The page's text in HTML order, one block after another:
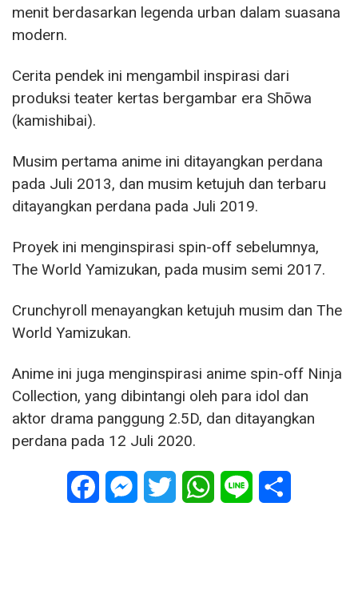
menit berdasarkan legenda urban dalam suasana
modern.
Cerita pendek ini mengambil inspirasi dari
produksi teater kertas bergambar era Shōwa
(kamishibai).
Musim pertama anime ini ditayangkan perdana
pada Juli 2013, dan musim ketujuh dan terbaru
ditayangkan perdana pada Juli 2019.
Proyek ini menginspirasi spin-off sebelumnya,
The World Yamizukan, pada musim semi 2017.
Crunchyroll menayangkan ketujuh musim dan The
World Yamizukan.
Anime ini juga menginspirasi anime spin-off Ninja
Collection, yang dibintangi oleh para idol dan
aktor drama panggung 2.5D, dan ditayangkan
perdana pada 12 Juli 2020.
FacebookMessenger
Twitter WhatsApp
Line